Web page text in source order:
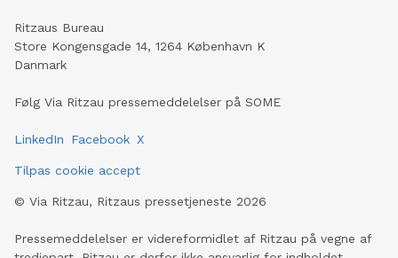
Ritzaus Bureau
Store Kongensgade 14, 1264 København K
Danmark
Følg Via Ritzau pressemeddelelser på SOME
LinkedIn Facebook X
Tilpas cookie accept
© Via Ritzau, Ritzaus pressetjeneste 2026
Pressemeddelelser er videreformidlet af Ritzau på vegne af